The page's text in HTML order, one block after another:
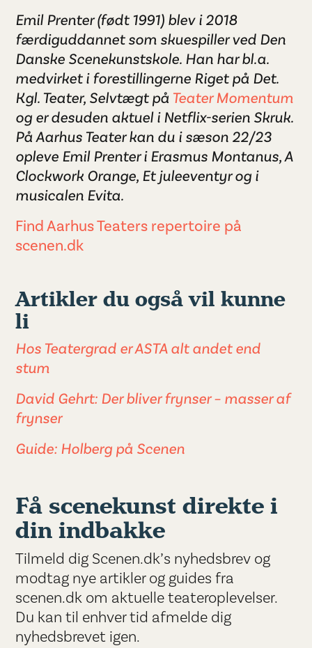
Emil Prenter (født 1991) blev i 2018
færdiguddannet som skuespiller ved Den
Danske Scenekunstskole. Han har bl.a.
medvirket i forestillingerne Riget på Det.
Kgl. Teater, Selvtægt på Teater Momentum
og er desuden aktuel i Netflix-serien Skruk.
På Aarhus Teater kan du i sæson 22/23
opleve Emil Prenter i Erasmus Montanus, A
Clockwork Orange, Et juleeventyr og i
musicalen Evita.
Find Aarhus Teaters repertoire på
scenen.dk
Artikler du også vil kunne
li
Hos Teatergrad er ASTA alt andet end
stum
David Gehrt: Der bliver frynser – masser af
frynser
Guide: Holberg på Scenen
Få scenekunst direkte i
din indbakke
Tilmeld dig Scenen.dk’s nyhedsbrev og
modtag nye artikler og guides fra
scenen.dk om aktuelle teateroplevelser.
Du kan til enhver tid afmelde dig
nyhedsbrevet igen.